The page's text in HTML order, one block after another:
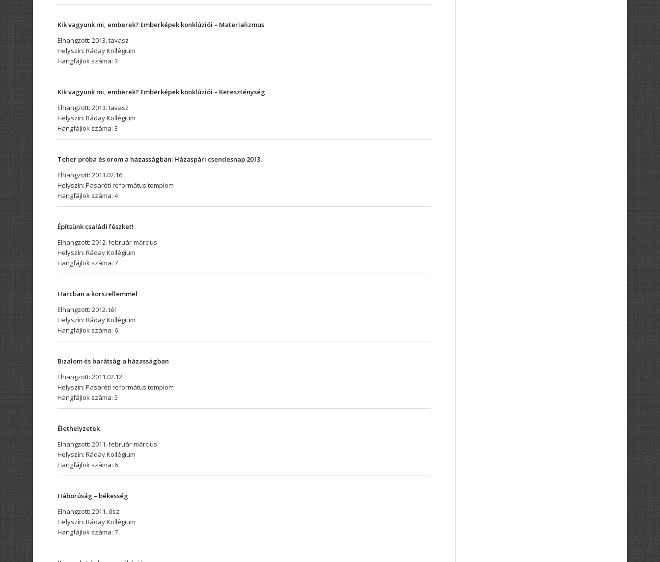
Kik vagyunk mi, emberek? Emberképek konklúziói – Materializmus
Elhangzott: 2013. tavasz
Helyszín: Ráday Kollégium
Hangfájlok száma: 3
Kik vagyunk mi, emberek? Emberképek konklúziói – Kereszténység
Elhangzott: 2013. tavasz
Helyszín: Ráday Kollégium
Hangfájlok száma: 3
Teher próba és öröm a házasságban: Házaspári csendesnap 2013.
Elhangzott: 2013.02.16.
Helyszín: Pasaréti református templom
Hangfájlok száma: 4
Építsünk családi fészket!
Elhangzott: 2012. február-március
Helyszín: Ráday Kollégium
Hangfájlok száma: 7
Harcban a korszellemmel
Elhangzott: 2012. tél
Helyszín: Ráday Kollégium
Hangfájlok száma: 6
Bizalom és barátság a házasságban
Elhangzott: 2011.02.12.
Helyszín: Pasaréti református templom
Hangfájlok száma: 5
Élethelyzetek
Elhangzott: 2011. február-március
Helyszín: Ráday Kollégium
Hangfájlok száma: 6
Háborúság – békesség
Elhangzott: 2011. ősz
Helyszín: Ráday Kollégium
Hangfájlok száma: 7